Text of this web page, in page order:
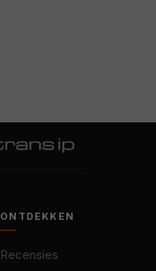
ONTDEKKEN
Recensies